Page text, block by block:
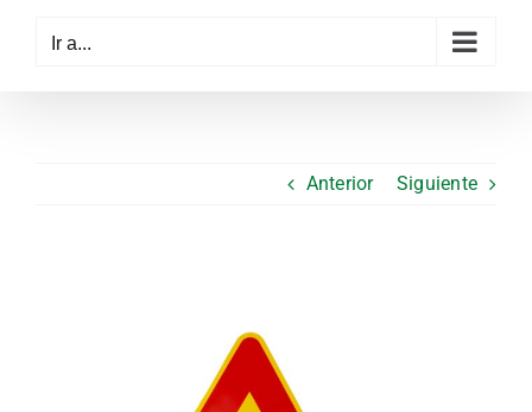
Ir a...
Anterior Siguiente